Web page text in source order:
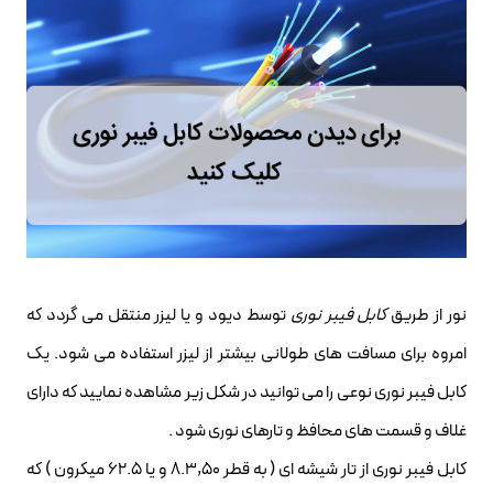
نور از طریقکابل فیبر نوری توسط دیود و یا لیزر منتقل می گردد که
امروه برای مسافت های طولانی بیشتر از لیزر استفاده می شود. یک
کابل فیبر نوری نوعی را می توانید در شکل زیر مشاهده نمایید که دارای
غلاف و قسمت های محافظ و تارهای نوری شود .
کابل فیبر نوری از تار شیشه ای ( به قطر 8.3,50 و یا 62.5 میکرون ) که